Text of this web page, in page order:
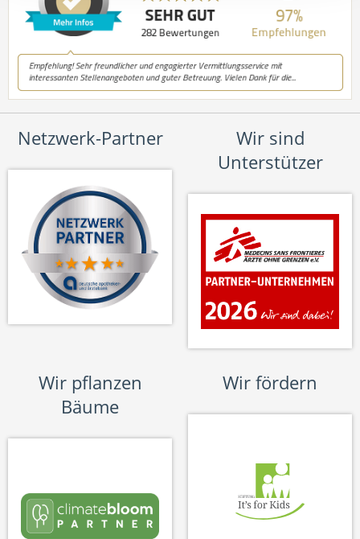
Netzwerk-Partner
Wir sind
Unterstützer
Wir pflanzen
Bäume
Wir fördern